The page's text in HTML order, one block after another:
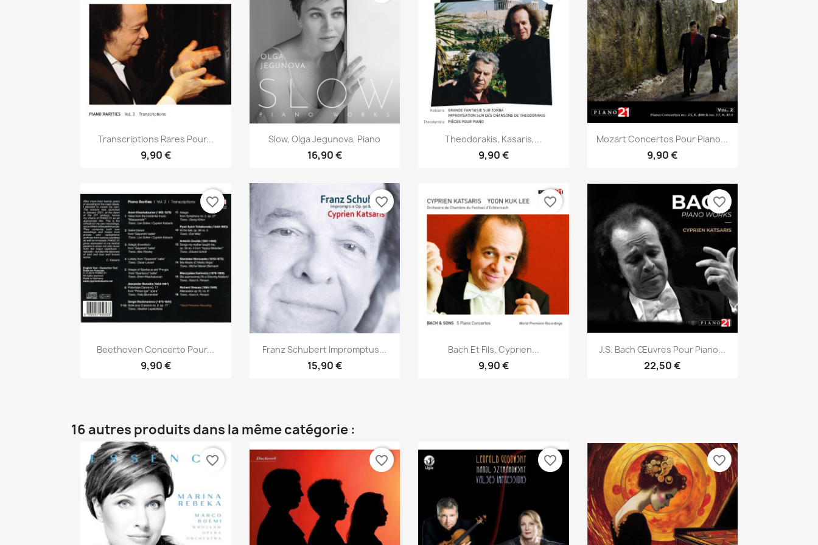
Aperçu rapide
Transcriptions Rares Pour...
9,90 €
Aperçu rapide
Slow, Olga Jegunova, Piano
16,90 €
Aperçu rapide
Theodorakis, Kasaris,...
9,90 €
Aperçu rapide
Mozart Concertos Pour Piano...
9,90 €
Aperçu rapide
Beethoven Concerto Pour...
9,90 €
favorite_border
Aperçu rapide
Franz Schubert Impromptus...
15,90 €
favorite_border
Aperçu rapide
Bach Et Fils, Cyprien...
9,90 €
favorite_border
Aperçu rapide
J.S. Bach Œuvres Pour Piano...
22,50 €
favorite_border
16 autres produits dans la même catégorie :
favorite_border favorite_border favorite_border favorite_border